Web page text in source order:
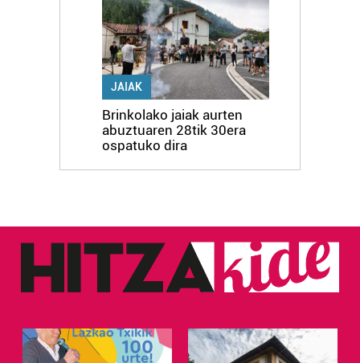
JAIAK
Brinkolako jaiak aurten
abuztuaren 28tik 30era
ospatuko dira